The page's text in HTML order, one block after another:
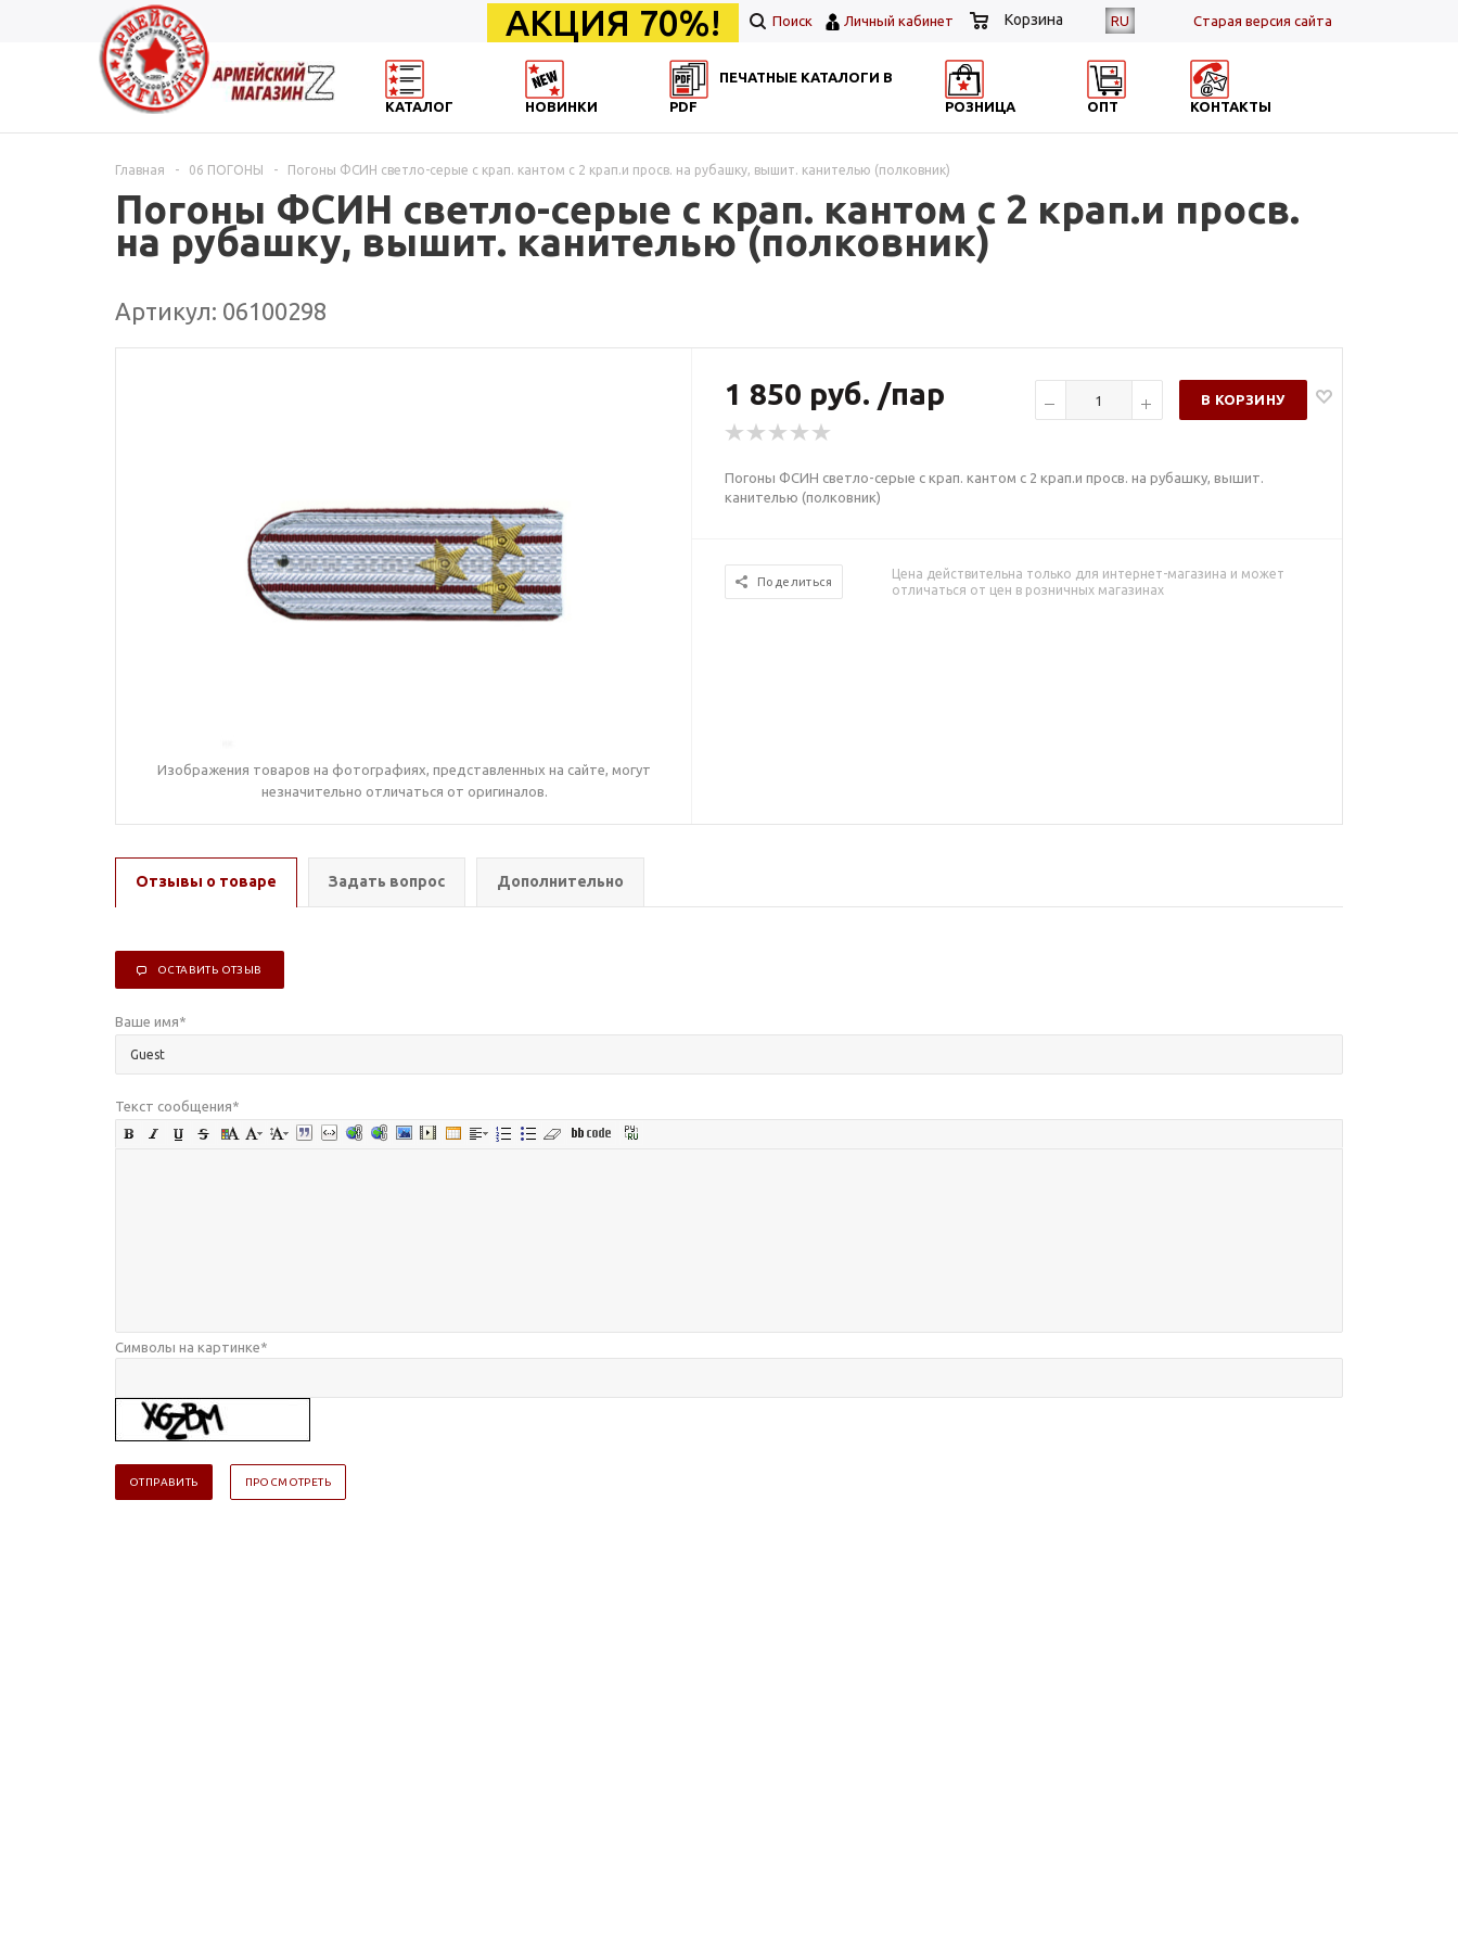
RU Cтарая версия сайта
АКЦИЯ 70%! Поиск Личный кабинет Корзина
КАТАЛОГ НОВИНКИ
ПЕЧАТНЫЕ КАТАЛОГИ В
PDF
РОЗНИЦА ОПТ КОНТАКТЫ
Главная - 06 ПОГОНЫ - Погоны ФСИН светло-серые с крап. кантом с 2 крап.и просв. на рубашку, вышит. канителью (полковник)
Погоны ФСИН светло-серые с крап. кантом с 2 крап.и просв.
на рубашку, вышит. канителью (полковник)
Артикул: 06100298
Изображения товаров на фотографиях, представленных на сайте, могут
незначительно отличаться от оригиналов.
1 850 руб. /пар В КОРЗИНУ
Погоны ФСИН светло-серые с крап. кантом с 2 крап.и просв. на рубашку, вышит.
канителью (полковник)
Поделиться
Цена действительна только для интернет-магазина и может
отличаться от цен в розничных магазинах
Отзывы о товаре Задать вопрос Дополнительно
ОСТАВИТЬ ОТЗЫВ
Ваше имя*
Текст сообщения*
Символы на картинке*